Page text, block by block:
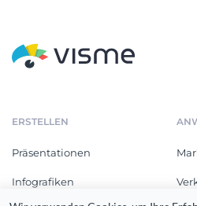
ERSTELLEN
Präsentationen
Infografiken